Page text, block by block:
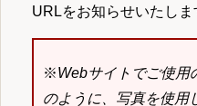
URLをお知らせいたしま
※Webサイトでご使用
のように、写真を使用